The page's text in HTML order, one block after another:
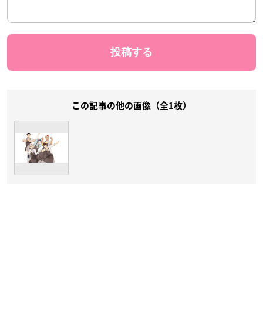
この記事の他の画像（全1枚）